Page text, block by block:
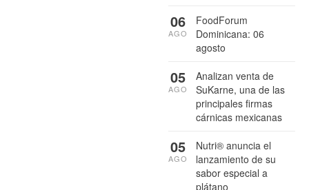
FoodForum
Dominicana: 06
agosto
06
AGO
Analizan venta de
SuKarne, una de las
principales firmas
cárnicas mexicanas
05
AGO
Nutri® anuncia el
lanzamiento de su
sabor especial a
plátano
05
AGO